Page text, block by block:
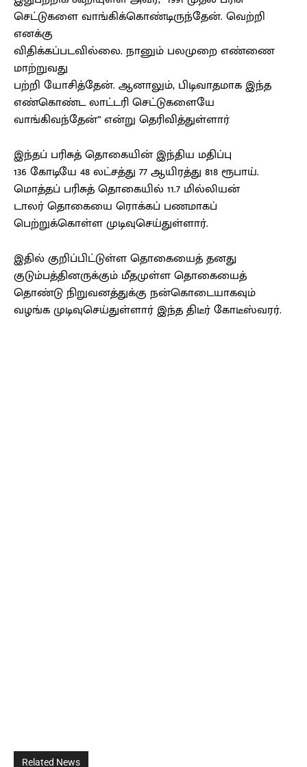
செட்டுகளை வாங்கிக்கொண்டிருந்தேன். வெற்றி
எனக்கு
விதிக்கப்படவில்லை. நானும் பலமுறை எண்ணை
மாற்றுவது
பற்றி யோசித்தேன். ஆனாலும், பிடிவாதமாக இந்த
எண்கொண்ட லாட்டரி செட்டுகளையே
வாங்கிவந்தேன்” என்று தெரிவித்துள்ளார்
இந்தப் பரிசுத் தொகையின் இந்திய மதிப்பு
136 கோடியே 48 லட்சத்து 77 ஆயிரத்து 818 ரூபாய்.
மொத்தப் பரிசுத் தொகையில் 11.7 மில்லியன்
டாலர் தொகையை ரொக்கப் பணமாகப்
பெற்றுக்கொள்ள முடிவுசெய்துள்ளார்.
இதில் குறிப்பிட்டுள்ள தொகையைத் தனது
குடும்பத்தினருக்கும் மீதமுள்ள தொகையைத்
தொண்டு நிறுவனத்துக்கு நன்கொடையாகவும்
வழங்க முடிவுசெய்துள்ளார் இந்த திடீர் கோடீஸ்வரர்.
Related News